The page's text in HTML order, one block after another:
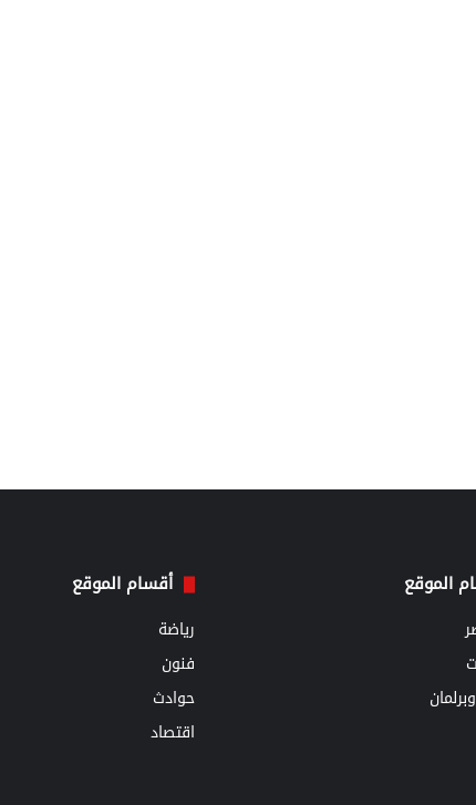
الموقع أقسام الموقع
رياضة
فنون
حوادث
اقتصاد